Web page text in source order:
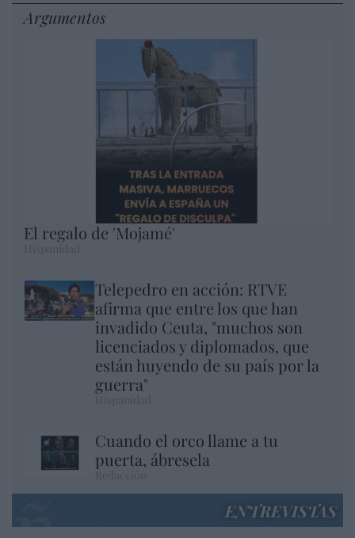
Argumentos
El regalo de 'Mojamé'
Telepedro en acción: RTVE
afirma que entre los que han
invadido Ceuta, "muchos son
licenciados y diplomados, que
están huyendo de su país por la
guerra"
Cuando el orco llame a tu
puerta, ábresela
ENTREVISTAS